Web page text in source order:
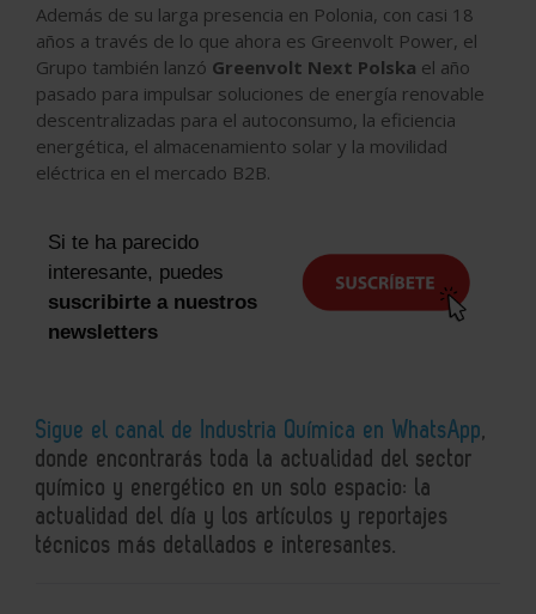
Además de su larga presencia en Polonia, con casi 18
años a través de lo que ahora es Greenvolt Power, el
Grupo también lanzó Greenvolt Next Polska el año
pasado para impulsar soluciones de energía renovable
descentralizadas para el autoconsumo, la eficiencia
energética, el almacenamiento solar y la movilidad
eléctrica en el mercado B2B.
Si te ha parecido
interesante, puedes
suscribirte a nuestros
newsletters
Sigue el canal de Industria Química en WhatsApp,
donde encontrarás toda la actualidad del sector
químico y energético en un solo espacio: la
actualidad del día y los artículos y reportajes
técnicos más detallados e interesantes.